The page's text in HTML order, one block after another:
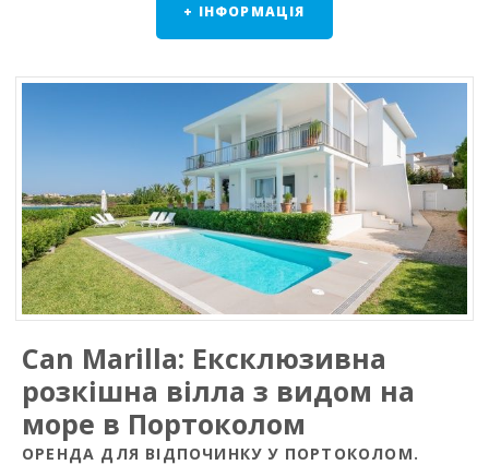
+ ІНФОРМАЦІЯ
Can Marilla: Ексклюзивна
розкішна вілла з видом на
море в Портоколом
ОРЕНДА ДЛЯ ВІДПОЧИНКУ У ПОРТОКОЛОМ.